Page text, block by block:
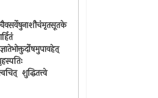
शुद्धितत्त्वे